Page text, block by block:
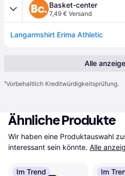
Basket-center
7,49 € Versand
Langarmshirt Erima Athletic
¹Vorbehaltlich Kreditwürdigkeitsprüfung.
Ähnliche Produkte
Wir haben eine Produktauswahl
interessant sein könnte. Alle
Im Trend Im